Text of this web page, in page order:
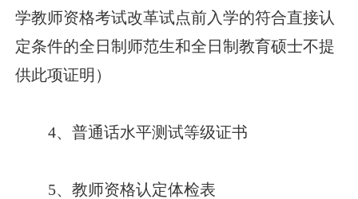
学教师资格考试改革试点前入学的符合直接认
定条件的全日制师范生和全日制教育硕士不提
供此项证明）
4、普通话水平测试等级证书
5、教师资格认定体检表